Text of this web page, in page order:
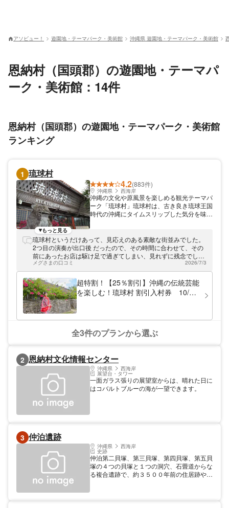
アソビュー！ 遊園地・テーマパーク・美術館 沖縄県 遊園地・テーマパーク・美術館
恩納村（国頭郡）の遊園地・テーマパ
ーク・美術館：14件
恩納村（国頭郡）の遊園地・テーマパーク・美術館
ランキング
1 琉球村
4.2(883件)
沖縄県 西海岸
沖縄の文化や原風景を楽しめる観光テーマパ
ーク「琉球村」琉球村は、古き良き琉球王国
時代の沖縄にタイムスリップした気分を味わ
ンがおこなわれ、水牛が働く昔ながらの光景
を再現した砂糖舎や国登録有形文化財に指定
されている古民家を見学できます。フリーゾ
ーンの「沖縄の駅ちゃんぷるー」ではシーサ
ーの絵付け体験や琉球衣装の着付けなど様々
な沖縄文化を体験できる体験エリアや沖縄そ
ばやタコライスなどの沖縄の定番料理を味わ
えるレストランも利用できます。琉球村へ
販売中。また、割引チケットはスマホでの事
前購入となるので、入り口でスマホを見せる
だけとスムーズに入場できます。琉球村のお
もっと見る
琉球村というだけあって、見応えのある素敵な街並みでした。
2つ目の演奏が出口後 だったので、その時間に合わせて、その
前にあったお店は駆け足で過ぎてしまい、見れずに残念でし
た。
メグさまの口コミ 2026/7/3
超特割！【25％割引】沖縄の伝統芸能
を楽しむ！琉球村 割引入村券 10/1
全3件のプランから選ぶ
2 恩納村文化情報センター
沖縄県 西海岸
展望台・タワー
一面ガラス張りの展望室からは、晴れた日に
はコバルトブルーの海が一望できます。
3 仲泊遺跡
沖縄県 西海岸
史跡
仲泊第二貝塚、第三貝塚、第四貝塚、第五貝
塚の４つの貝塚と１つの洞穴、石畳道からな
る複合遺跡で、約３５００年前の住居跡や当